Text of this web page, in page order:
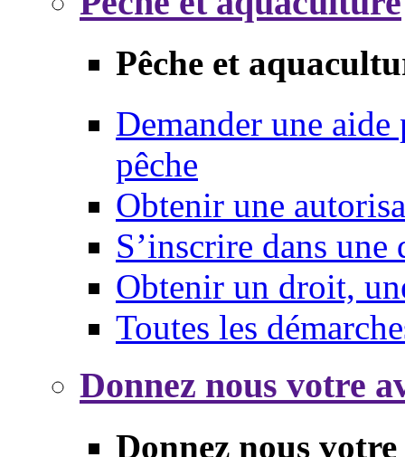
Pêche et
Demander une
pêche
Obtenir une
S’inscrire dans une
Obtenir un droit,
Toutes les
Donnez nous votre
Donnez nous